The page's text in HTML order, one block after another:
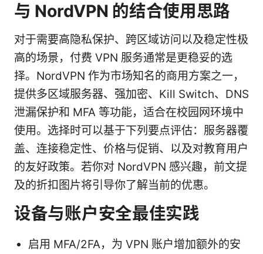
与 NordVPN 的结合使用思路
对于需要高隐私保护、跨区域访问以及稳定性极
高的场景，付费 VPN 服务通常是更稳妥的选
择。NordVPN 作为市场知名的商用方案之一，
提供多区域服务器、强加密、Kill Switch、DNS
泄漏保护和 MFA 等功能，适合在校园网环境中
使用。选择时可以基于下列要点评估：服务器覆
盖、连接稳定性、价格与促销、以及对教育用户
的友好政策。若你对 NordVPN 感兴趣，前文提
及的折扣图片将引导你了解当前的优惠。
设备与账户安全最佳实践
启用 MFA/2FA，为 VPN 账户增加额外的安